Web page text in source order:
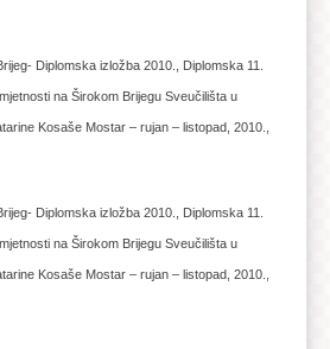
Diplomska izložba 2010., Diplomska 11.
na Širokom Brijegu Sveučilišta u
Kosaše Mostar – rujan – listopad, 2010.,
Diplomska izložba 2010., Diplomska 11.
na Širokom Brijegu Sveučilišta u
Kosaše Mostar – rujan – listopad, 2010.,